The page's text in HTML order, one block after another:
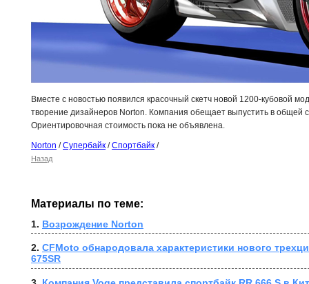
Вместе с новостью появился красочный скетч новой 1200-кубовой
творение дизайнеров Norton. Компания обещает выпустить в общей
Ориентировочная стоимость пока не объявлена.
Norton /Супербайк /Спортбайк /
Назад
Материалы по теме:
1. Возрождение Norton
2. CFMoto обнародовала характеристики нового
675SR